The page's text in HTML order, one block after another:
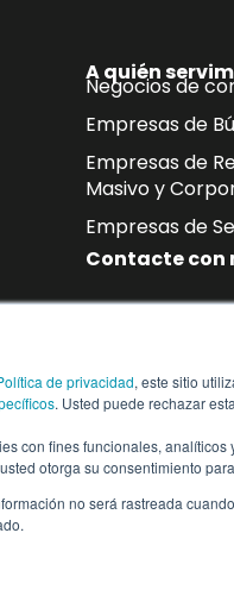
de privacidad, este sitio
. Usted puede rechazar
con fines funcionales,
otorga su consentimiento
no será rastreada
A quién
Negocios de
Empresas de
Empresas de
Masivo y
Empresas de
Contacte con
boletín
su buzón de correo
y tendencias del
reservados